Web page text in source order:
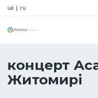
ua | ru
концерт
Житомирі